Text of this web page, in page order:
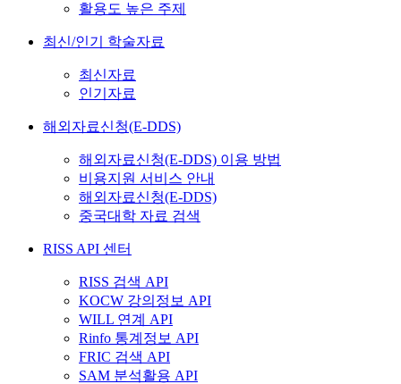
활용도 높은 주제
최신/인기 학술자료
최신자료
인기자료
해외자료신청(E-DDS)
해외자료신청(E-DDS) 이용 방법
비용지원 서비스 안내
해외자료신청(E-DDS)
중국대학 자료 검색
RISS API 센터
RISS 검색 API
KOCW 강의정보 API
WILL 연계 API
Rinfo 통계정보 API
FRIC 검색 API
SAM 분석활용 API